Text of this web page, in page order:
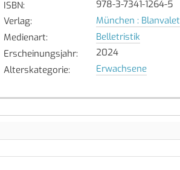
ISBN:
978-3-7341-1264-5
Verlag:
München : Blanvalet
Medienart:
Belletristik
Erscheinungsjahr:
2024
Alterskategorie: Erwachsene